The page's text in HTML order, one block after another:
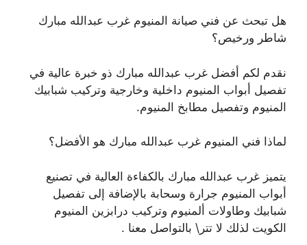
هل تبحث عن فني صيانة المنيوم غرب عبدالله مبارك
شاطر ورخيص؟
نقدم لكم أفضل غرب عبدالله مبارك ذو خبرة عالية في
تفصيل أبواب المنيوم داخلية وخارجية وتركيب شبابيك
المنيوم وتفصيل مطابخ المنيوم.
لماذا فني المنيوم غرب عبدالله مبارك هو الأفضل؟
يتميز غرب عبدالله مبارك بالكفاءة العالية في تصنيع
أبواب المنيوم جرارة وسحابة بالإضافة إلى تفصيل
شبابيك وطاولات ألمنيوم وتركيب درابزين المنيوم
الكويت لذلك لا تتر\ بالتواصل معنا .